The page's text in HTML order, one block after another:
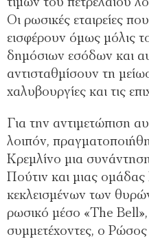
Οι ρωσικές εταιρείες
εισφέρουν όµως µόλις
δηµόσιων εσόδων και
αντισταθµίσουν τη
χαλυβουργίες και τις
Για την αντιµετώπιση
λοιπόν,
Κρεµλίνο µια
Πούτιν και µιας
κεκλεισµένων των
ρωσικό µέσο «The
συµµετέχοντες, ο